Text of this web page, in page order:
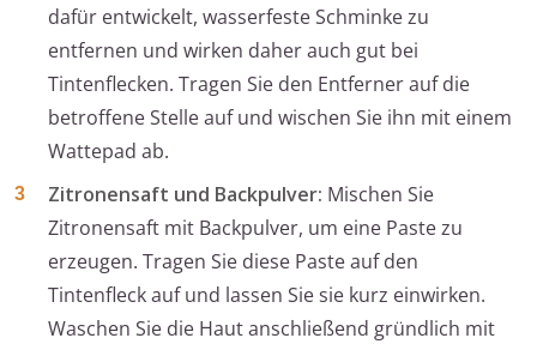
dafür entwickelt, wasserfeste Schminke zu
entfernen und wirken daher auch gut bei
Tintenflecken. Tragen Sie den Entferner auf die
betroffene Stelle auf und wischen Sie ihn mit einem
Wattepad ab.
Zitronensaft und Backpulver: Mischen Sie
Zitronensaft mit Backpulver, um eine Paste zu
erzeugen. Tragen Sie diese Paste auf den
Tintenfleck auf und lassen Sie sie kurz einwirken.
Waschen Sie die Haut anschließend gründlich mit